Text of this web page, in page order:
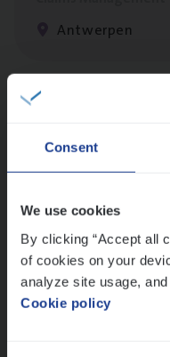
Consent
We use cookies
By clicking “Accept all
of cookies on your
analyze site usage,
Cookie policy
Antwerpen
People
Antwerpen
(Agi­le)ITPro­ject
IT, Change &
Antwerpen